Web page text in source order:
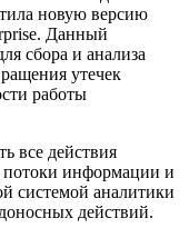
новую версию
Данный
сбора и анализа
утечек
работы
все действия
информации и
системой аналитики
действий.